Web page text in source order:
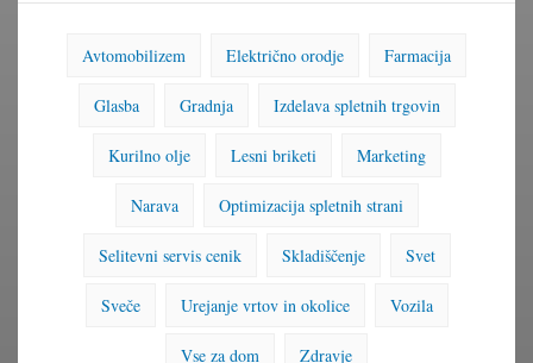
Avtomobilizem Električno orodje Farmacija
Glasba Gradnja Izdelava spletnih trgovin
Kurilno olje Lesni briketi Marketing
Narava Optimizacija spletnih strani
Selitevni servis cenik Skladiščenje Svet
Sveče Urejanje vrtov in okolice Vozila
Vse za dom Zdravje